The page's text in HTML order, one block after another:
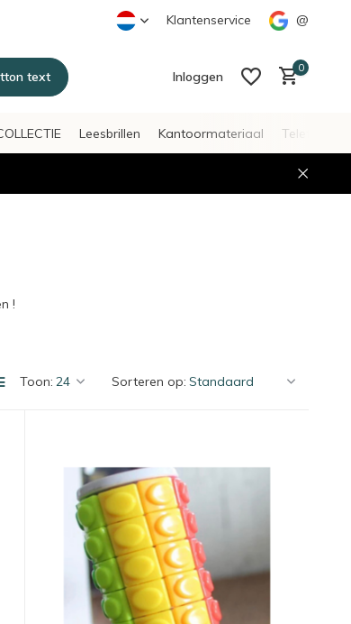
Klantenservice @
text Inloggen
0
Leesbrillen Kantoormateriaal
!
Toon: Sorteren op: